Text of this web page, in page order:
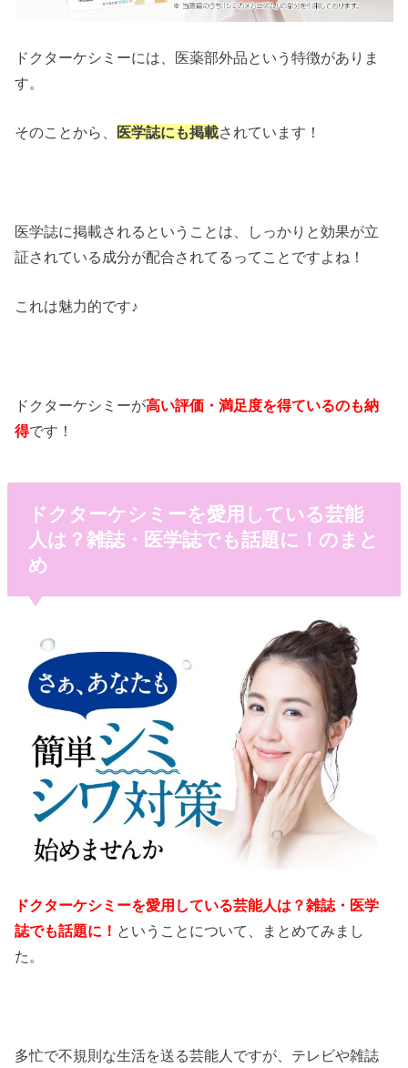
ドクターケシミーには、医薬部外品という特徴がありま
す。
そのことから、 医学誌にも掲載されています！
医学誌に掲載されるということは、しっかりと効果が立
証されている成分が配合されてるってことですよね！
これは魅力的です♪
ドクターケシミーが高い評価・満足度を得ているのも納
得です！
ドクターケシミーを愛用している芸能
人は？雑誌・医学誌でも話題に！のまと
め
ドクターケシミーを愛用している芸能人は？雑誌・医学
誌でも話題に！ ということについて、まとめてみまし
た。
多忙で不規則な生活を送る芸能人ですが、テレビや雑誌